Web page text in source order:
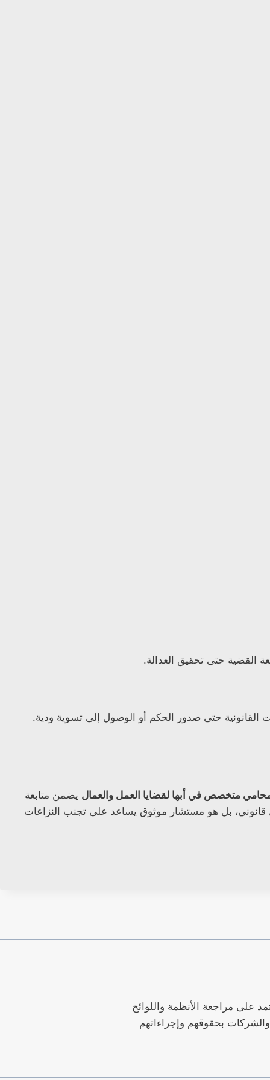
القضية حتى تحقيق العدالة.
القانونية حتى صدور الحكم أو الوصول إلى تسوية ودية.
متخصص في أبها لقضايا العمل والعمال يضمن متابعة
قانوني، بل هو مستشار موثوق يساعد على تجنب النزاعات
على مراجعة الأنظمة واللوائح
بحقوقهم وإجراءاتهم